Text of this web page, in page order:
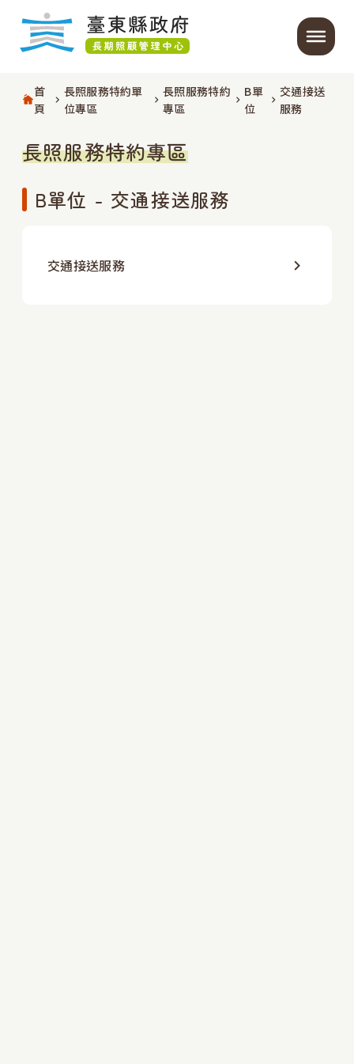
跳過頁首直接到內容
主要內容開始
首
頁
長照服務特約單
位專區
長照服務特約
專區
B單
位
交通接送
服務
長照服務特約專區
B單位 - 交通接送服務
交通接送服務